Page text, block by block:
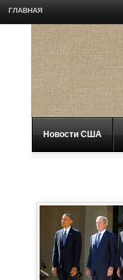
ГЛАВНАЯ
Новости США